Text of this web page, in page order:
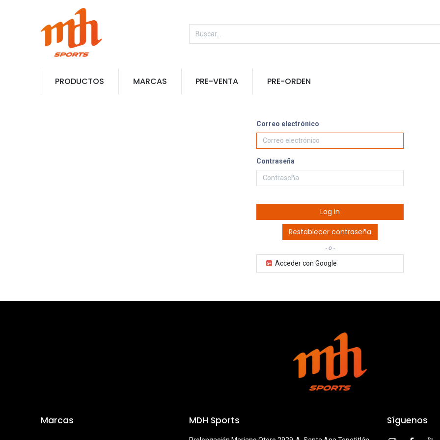
PRODUCTOS MARCAS PRE-VENTA PRE-ORDEN
Correo electrónico
Contraseña
Log in
Restablecer contraseña
- o -
Acceder con Google
Marcas MDH Sports Síguenos